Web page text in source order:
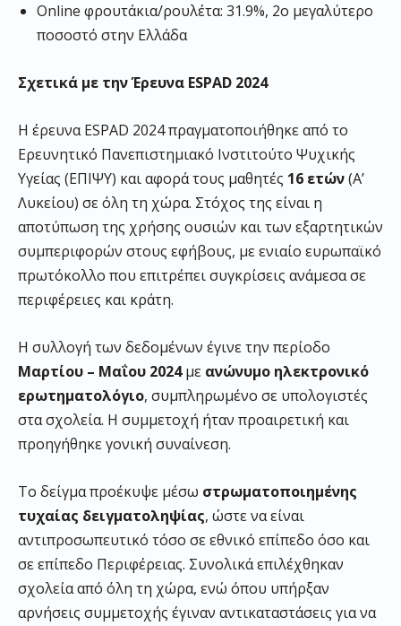
Online φρουτάκια/ρουλέτα: 31.9%, 2ο μεγαλύτερο
ποσοστό στην Ελλάδα
Σχετικά με την Έρευνα ESPAD 2024
Η έρευνα ESPAD 2024 πραγματοποιήθηκε από το
Ερευνητικό Πανεπιστημιακό Ινστιτούτο Ψυχικής
Υγείας (ΕΠΙΨΥ) και αφορά τους μαθητές 16 ετών(Α’
Λυκείου) σε όλη τη χώρα. Στόχος της είναι η
αποτύπωση της χρήσης ουσιών και των εξαρτητικών
συμπεριφορών στους εφήβους, με ενιαίο ευρωπαϊκό
πρωτόκολλο που επιτρέπει συγκρίσεις ανάμεσα σε
περιφέρειες και κράτη.
Η συλλογή των δεδομένων έγινε την περίοδο
Μαρτίου – Μαΐου 2024με ανώνυμο ηλεκτρονικό
ερωτηματολόγιο, συμπληρωμένο σε υπολογιστές
στα σχολεία. Η συμμετοχή ήταν προαιρετική και
προηγήθηκε γονική συναίνεση.
Το δείγμα προέκυψε μέσω στρωματοποιημένης
τυχαίας δειγματοληψίας, ώστε να είναι
αντιπροσωπευτικό τόσο σε εθνικό επίπεδο όσο και
σε επίπεδο Περιφέρειας. Συνολικά επιλέχθηκαν
σχολεία από όλη τη χώρα, ενώ όπου υπήρξαν
αρνήσεις συμμετοχής έγιναν αντικαταστάσεις για να